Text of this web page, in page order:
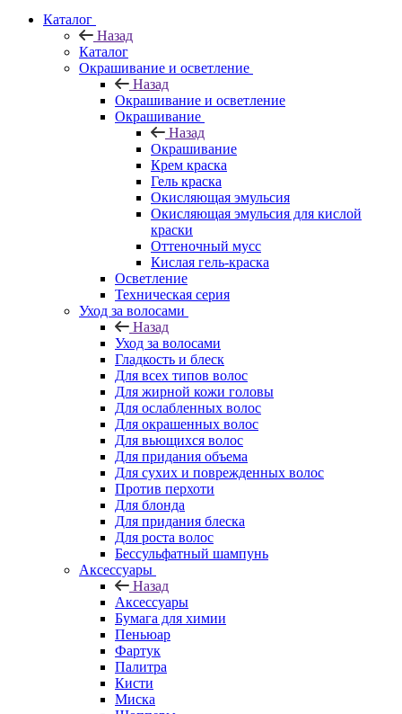
Каталог
Назад
Каталог
Окрашивание и осветление
Назад
Окрашивание и осветление
Окрашивание
Назад
Окрашивание
Крем краска
Гель краска
Окисляющая эмульсия
Окисляющая эмульсия для кислой
краски
Оттеночный мусс
Кислая гель-краска
Осветление
Техническая серия
Уход за волосами
Назад
Уход за волосами
Гладкость и блеск
Для всех типов волос
Для жирной кожи головы
Для ослабленных волос
Для окрашенных волос
Для вьющихся волос
Для придания объема
Для сухих и поврежденных волос
Против перхоти
Для блонда
Для придания блеска
Для роста волос
Бессульфатный шампунь
Аксессуары
Назад
Аксессуары
Бумага для химии
Пеньюар
Фартук
Палитра
Кисти
Миска